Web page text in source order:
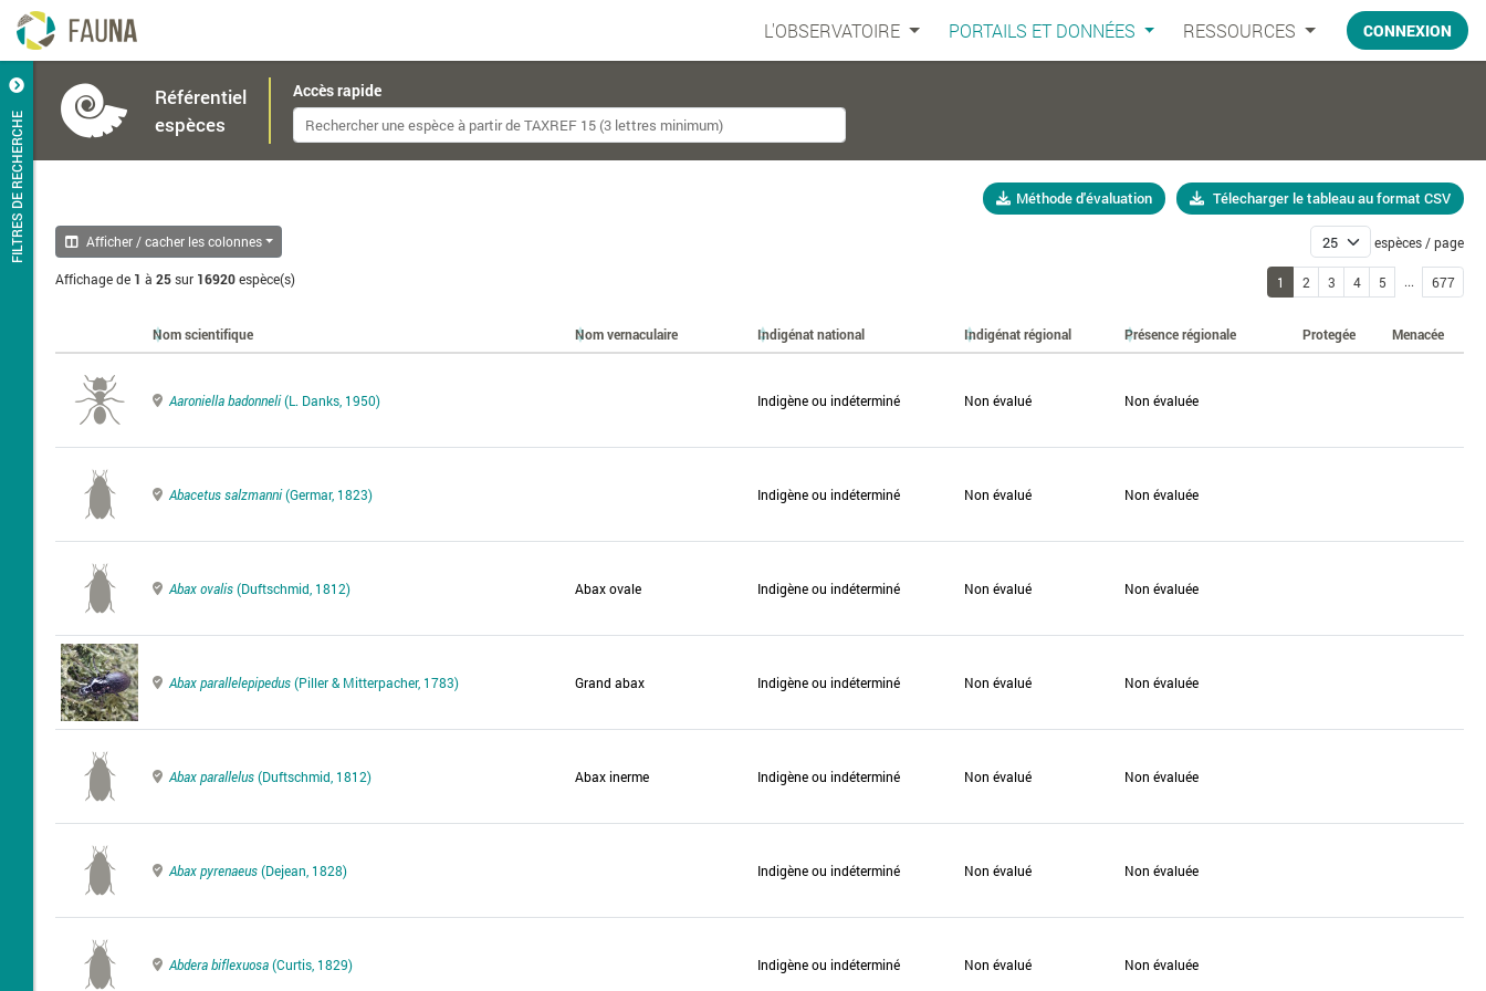
L'OBSERVATOIRE PORTAILS ET DONNÉES RESSOURCES CONNEXION
FILTRES DE RECHERCHE
Référentiel
espèces
Accès rapide
Méthode d'évaluation Télecharger le tableau au format CSV
Afficher / cacher les colonnes
Affichage de 1 à 25sur 16920espèce(s)
espèces / page
1 2 3 4 5 ... 677
Nom scientifique Nom vernaculaire Indigénat national Indigénat régional Présence régionale Protegée Menacée
Aaroniella badonneli(L. Danks, 1950) Indigène ou indéterminé Non évalué Non évaluée
Abacetus salzmanni(Germar, 1823) Indigène ou indéterminé Non évalué Non évaluée
Abax ovalis(Duftschmid, 1812) Abax ovale Indigène ou indéterminé Non évalué Non évaluée
Abax parallelepipedus(Piller & Mitterpacher, 1783) Grand abax Indigène ou indéterminé Non évalué Non évaluée
Abax parallelus(Duftschmid, 1812) Abax inerme Indigène ou indéterminé Non évalué Non évaluée
Abax pyrenaeus(Dejean, 1828) Indigène ou indéterminé Non évalué Non évaluée
Abdera biflexuosa(Curtis, 1829) Indigène ou indéterminé Non évalué Non évaluée